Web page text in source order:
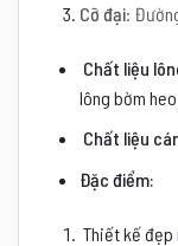
Cỡ đại:
Chất liệu
lông bờm
Chất liệu
Đặc điểm:
Thiết kế